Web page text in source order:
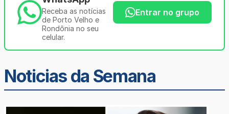
Receba as notícias
de Porto Velho e
Rondônia no seu
celular.
Entrar no grupo
Noticias da Semana